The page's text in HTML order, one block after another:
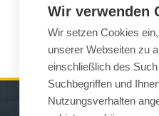
Gewicht 85 kg
475
Wir verwenden
Wir setzen Cookies
unserer Webseiten zu
einschließlich des
Suchbegriffen und
Nutzungsverhalten